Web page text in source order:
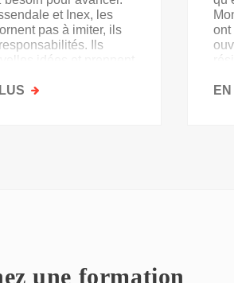
et Inex, les
pas à imiter, ils
Ils
idées et prennent
SUR
ont
une formation